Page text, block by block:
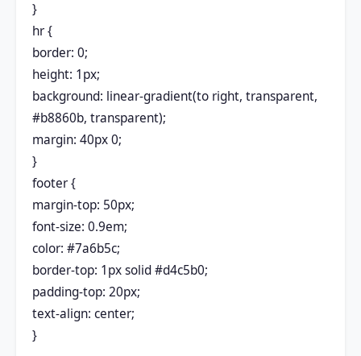
}
hr {
border: 0;
height: 1px;
background: linear-gradient(to right, transparent,
#b8860b, transparent);
margin: 40px 0;
}
footer {
margin-top: 50px;
font-size: 0.9em;
color: #7a6b5c;
border-top: 1px solid #d4c5b0;
padding-top: 20px;
text-align: center;
}